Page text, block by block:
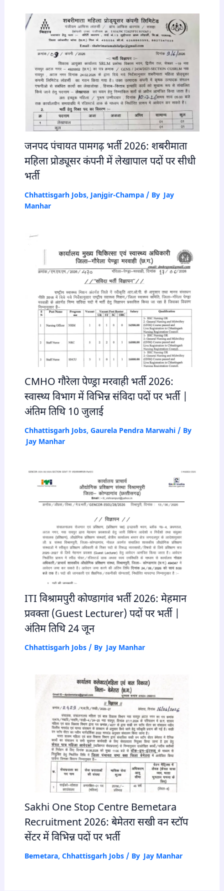
जनपद पंचायत पामगढ़ भर्ती 2026: शबरीमाता
महिला प्रोड्यूसर कंपनी में लेखापाल पदों पर सीधी
भर्ती
Chhattisgarh Jobs,Janjgir-Champa/ By Jay
Manhar
CMHO गौरेला पेण्ड्रा मरवाही भर्ती 2026:
स्वास्थ्य विभाग में विभिन्न संविदा पदों पर भर्ती |
अंतिम तिथि 10 जुलाई
Chhattisgarh Jobs, Gaurela Pendra Marwahi/ By
Jay Manhar
ITI विश्रामपुरी कोण्डागांव भर्ती 2026: मेहमान
प्रवक्ता (Guest Lecturer) पदों पर भर्ती |
अंतिम तिथि 24 जून
Chhattisgarh Jobs/ By Jay Manhar
Sakhi One Stop Centre Bemetara
Recruitment 2026: बेमेतरा सखी वन स्टॉप
सेंटर में विभिन्न पदों पर भर्ती
Bemetara, Chhattisgarh Jobs/ By Jay Manhar